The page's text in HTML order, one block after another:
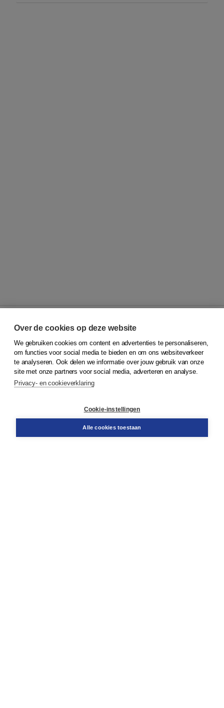
© 2026Koninklijke Boom uitgevers
Klantenservice
Service & informatie
Contact
Over de cookies op deze website
We gebruiken cookies om content en advertenties te personaliseren,
om functies voor social media te bieden en om ons websiteverkeer
te analyseren. Ook delen we informatie over jouw gebruik van onze
site met onze partners voor social media, adverteren en analyse.
Privacy- en cookieverklaring
Cookie-instellingen
Alle cookies toestaan